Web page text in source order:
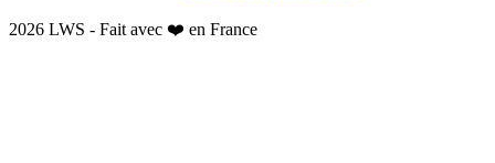
2026 LWS - Fait avec ❤️ en France